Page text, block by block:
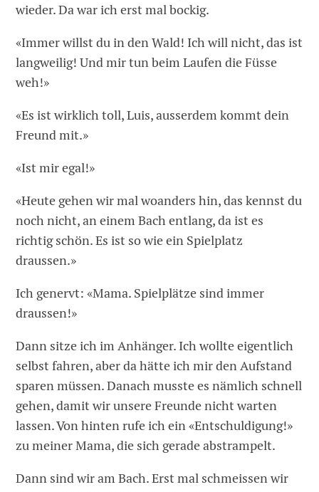
wieder. Da war ich erst mal bockig.
«Immer willst du in den Wald! Ich will nicht, das ist
langweilig! Und mir tun beim Laufen die Füsse
weh!»
«Es ist wirklich toll, Luis, ausserdem kommt dein
Freund mit.»
«Ist mir egal!»
«Heute gehen wir mal woanders hin, das kennst du
noch nicht, an einem Bach entlang, da ist es
richtig schön. Es ist so wie ein Spielplatz
draussen.»
Ich genervt: «Mama. Spielplätze sind immer
draussen!»
Dann sitze ich im Anhänger. Ich wollte eigentlich
selbst fahren, aber da hätte ich mir den Aufstand
sparen müssen. Danach musste es nämlich schnell
gehen, damit wir unsere Freunde nicht warten
lassen. Von hinten rufe ich ein «Entschuldigung!»
zu meiner Mama, die sich gerade abstrampelt.
Dann sind wir am Bach. Erst mal schmeissen wir